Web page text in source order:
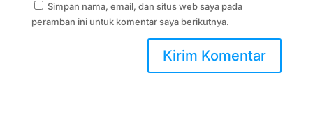
Simpan nama, email, dan situs web saya pada
peramban ini untuk komentar saya berikutnya.